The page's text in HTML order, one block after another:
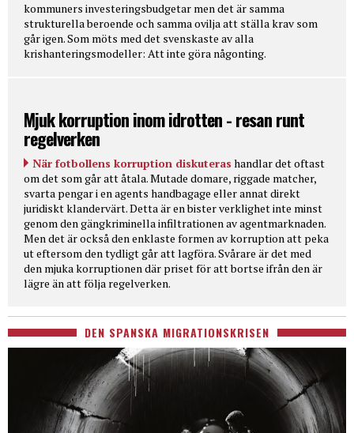
kommuners investeringsbudgetar men det är samma
strukturella beroende och samma ovilja att ställa krav som
går igen. Som möts med det svenskaste av alla
krishanteringsmodeller: Att inte göra någonting.
Mjuk korruption inom idrotten - resan runt
regelverken
När fotbollens korruption diskuteras handlar det oftast
om det som går att åtala. Mutade domare, riggade matcher,
svarta pengar i en agents handbagage eller annat direkt
juridiskt klandervärt. Detta är en bister verklighet inte minst
genom den gängkriminella infiltrationen av agentmarknaden.
Men det är också den enklaste formen av korruption att peka
ut eftersom den tydligt går att lagföra. Svårare är det med
den mjuka korruptionen där priset för att bortse ifrån den är
lägre än att följa regelverken.
DEN SPANSKA MIGRATIONSKRISEN